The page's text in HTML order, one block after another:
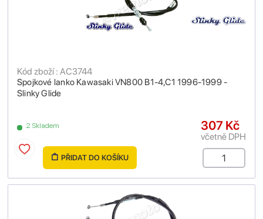
Spojkové lanko Kawasaki VN800 B1-4,C1 1996-1999 -
Slinky Glide
Kód zboží : AC3744
2 Skladem 307 Kč
včetně DPH
PŘIDAT DO KOŠÍKU